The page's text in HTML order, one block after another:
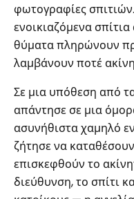
φωτογραφίες
ενοικιαζόμενα
θύματα πληρώνουν
λαμβάνουν ποτέ
Σε μια υπόθεση από
απάντησε σε μια
ασυνήθιστα χαμηλό
ζήτησε να
επισκεφθούν το
διεύθυνση, το σπίτι